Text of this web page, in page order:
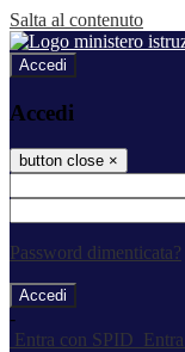
Salta al contenuto
Accedi
Accedi
button close ×
Password dimenticata?
-
Entra con SPID